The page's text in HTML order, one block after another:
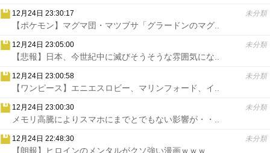
12月24日 23:30:17 未分類
【ポケモン】マグマ団・マツブサ「グラードンのマグ..
12月24日 23:05:00 未分類
【悲報】日本、今世紀中に滅びそうそうな雰囲気にな..
12月24日 23:00:58 未分類
【ワンピース】エニエスロビー、マリンフォード、イ..
12月24日 23:00:30 未分類
メモリ高騰によりスマホにまでとでもない影響が・・..
12月24日 22:48:30 未分類
【朗報】ヒロインのメンタルがクソ強い漫画ｗｗｗ..